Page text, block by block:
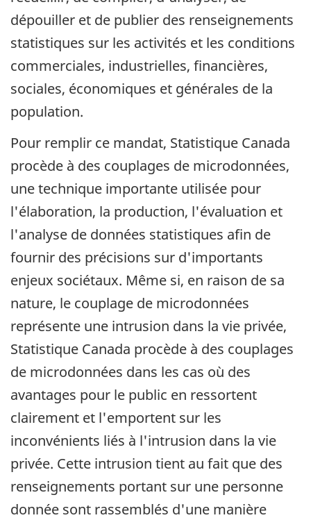
dépouiller et de publier des renseignements
statistiques sur les activités et les conditions
commerciales, industrielles, financières,
sociales, économiques et générales de la
population.
Pour remplir ce mandat, Statistique Canada
procède à des couplages de microdonnées,
une technique importante utilisée pour
l'élaboration, la production, l'évaluation et
l'analyse de données statistiques afin de
fournir des précisions sur d'importants
enjeux sociétaux. Même si, en raison de sa
nature, le couplage de microdonnées
représente une intrusion dans la vie privée,
Statistique Canada procède à des couplages
de microdonnées dans les cas où des
avantages pour le public en ressortent
clairement et l'emportent sur les
inconvénients liés à l'intrusion dans la vie
privée. Cette intrusion tient au fait que des
renseignements portant sur une personne
donnée sont rassemblés d'une manière